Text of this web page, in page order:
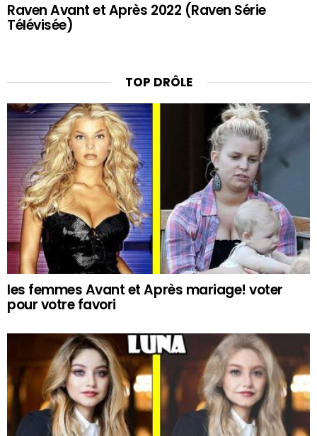
Raven Avant et Après 2022 (Raven Série
Télévisée)
TOP DRÔLE
les femmes Avant et Après mariage! voter
pour votre favori